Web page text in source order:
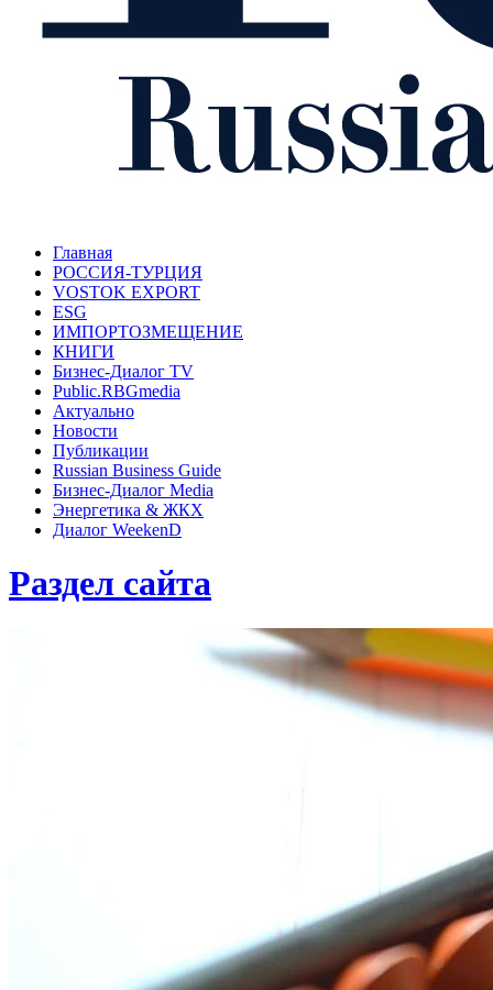
Главная
РОССИЯ-ТУРЦИЯ
VOSTOK EXPORT
ESG
ИМПОРТОЗМЕЩЕНИЕ
КНИГИ
Бизнес-Диалог TV
Public.RBGmedia
Актуально
Новости
Публикации
Russian Business Guide
Бизнес-Диалог Media
Энергетика & ЖКХ
Диалог WeekenD
Раздел сайта